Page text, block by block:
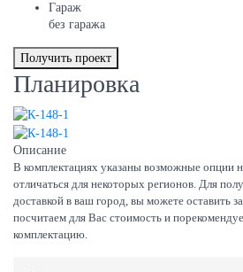
Гараж
без гаража
Получить проект
Планировка
Описание
В комплектациях указаны возможные опции
отличаться для некоторых регионов. Для
доставкой в ваш город, вы можете оставить
посчитаем для Вас стоимость и
комплектацию.